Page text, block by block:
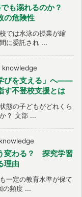
も溺れるのか？
の危険性
では水泳の授業が縮
に委託され ...
びを支える」へ――
す不登校支援とは
態の子どもがどれくら
？ 文部 ...
変わる？ 探究学習
理由
一定の教育水準が保て
の頻度 ...